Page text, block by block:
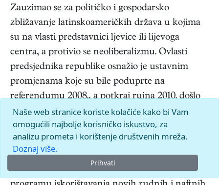
Zauzimao se za političko i gospodarsko
zbližavanje latinskoameričkih država u kojima
su na vlasti predstavnici ljevice ili lijevoga
centra, a protivio se neoliberalizmu. Ovlasti
predsjednika republike osnažio je ustavnim
promjenama koje su bile poduprte na
referendumu 2008., a potkraj rujna 2010. došlo
je do neuspjelog pokušaja njegove smjene
(pobunu dijela policije suzbila je vojska).
Zakonski je ojačao državnu kontrolu nad
naftnom industrijom (2010), ali su se pojedine
domorodačke zajednice protivile njegovu
Naše web stranice koriste kolačiće kako bi Vam
omogućili najbolje korisničko iskustvo, za
analizu prometa i korištenje društvenih mreža.
Doznaj više.
Prihvati